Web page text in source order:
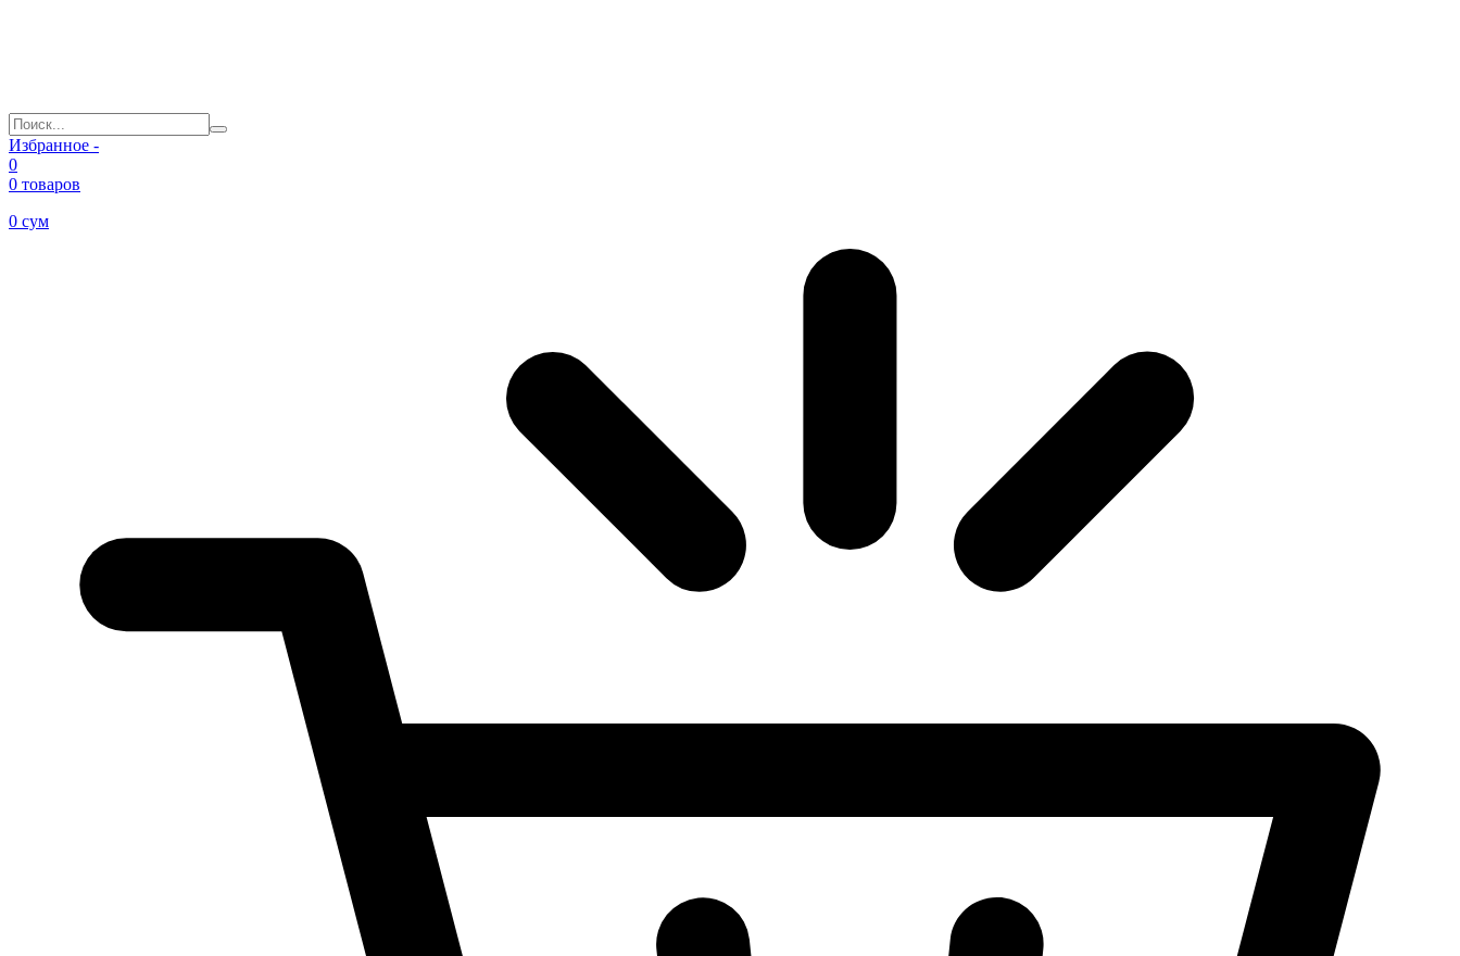
Избранное -
0
0 товаров
0 сум